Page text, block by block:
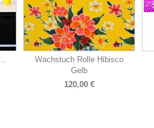
Wachstuch Rolle Hibisco
Gelb
120,00 €